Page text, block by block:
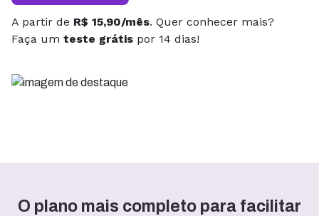
A partir de R$ 15,90/mês. Quer conhecer mais?
Faça um teste grátis por 14 dias!
O plano mais completo para facilitar